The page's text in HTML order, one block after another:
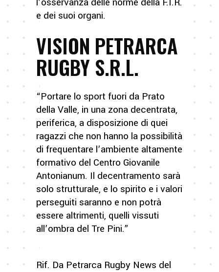
e dei suoi organi.
VISION PETRARCA
RUGBY S.R.L.
“Portare lo sport fuori da Prato
della Valle, in una zona decentrata,
periferica, a disposizione di quei
ragazzi che non hanno la possibilità
di frequentare l’ambiente altamente
formativo del Centro Giovanile
Antonianum. Il decentramento sarà
solo strutturale, e lo spirito e i valori
perseguiti saranno e non potrà
essere altrimenti, quelli vissuti
all’ombra del Tre Pini.”
Rif. Da Petrarca Rugby News del